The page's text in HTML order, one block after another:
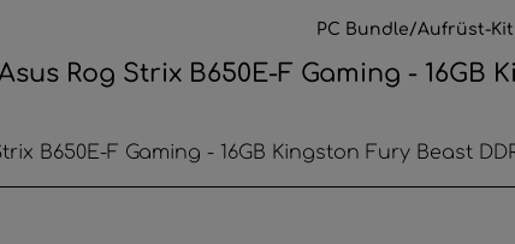
PC Bundle/Aufrüst-
Rog Strix B650E-F Gaming - 16GB
B650E-F Gaming - 16GB Kingston Fury Beast